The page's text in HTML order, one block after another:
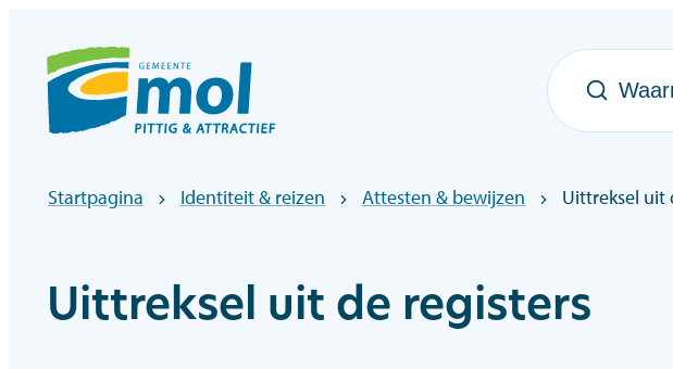
Officiële website gemeentebestuur Mol
Waarmee
Startpagina Identiteit & reizen Attesten & bewijzen Uittreksel uit
Uittreksel uit de registers